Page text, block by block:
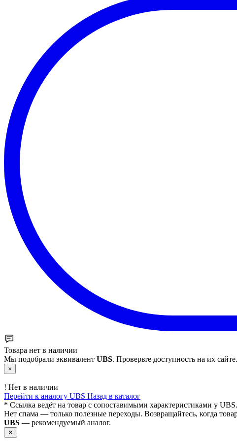
Товара нет в наличии
Мы подобрали эквивалент UBS. Проверьте доступность на их сайте.
×
! Нет в наличии
Перейти к аналогу UBS Назад в каталог
* Ссылка ведёт на товар с сопоставимыми характеристиками у
Нет спама — только полезные переходы. Возвращайтесь, когда
UBS — рекомендуемый аналог.
✕